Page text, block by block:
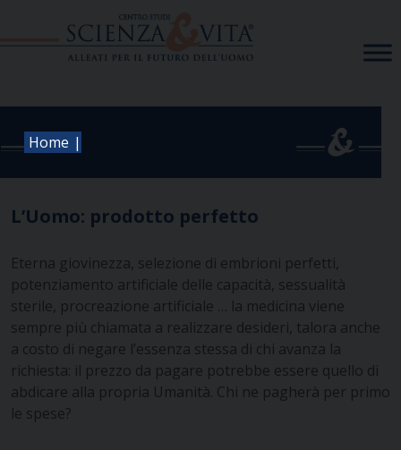
Home |
L’Uomo: prodotto perfetto
Eterna giovinezza, selezione di embrioni perfetti,
potenziamento artificiale delle capacità, sessualità
sterile, procreazione artificiale … la medicina viene
sempre più chiamata a realizzare desideri, talora anche
a costo di negare l’essenza stessa di chi avanza la
richiesta: il prezzo da pagare potrebbe essere quello di
abdicare alla propria Umanità. Chi ne pagherà per primo
le spese?